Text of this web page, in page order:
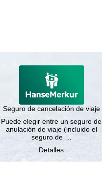
Seguro de cancelación de viaje
Puede elegir entre un seguro de
anulación de viaje (incluido el
seguro de …
Detalles